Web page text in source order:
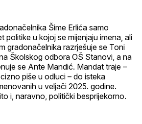
Šime Erlića samo
politike u kojoj se mijenjaju imena, ali
gradonačelnika razrješuje se Toni
Školskog odbora OŠ Stanovi, a na
se Ante Mandić. Mandat traje –
piše u odluci – do isteka
u veljači 2025. godine.
i, naravno, politički besprijekorno.